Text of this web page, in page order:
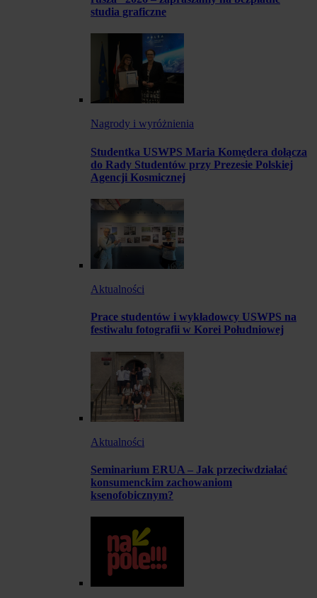
studia graficzne
Nagrody i wyróżnienia
Studentka USWPS Maria Komędera dołącza
do Rady Studentów przy Prezesie Polskiej
Agencji Kosmicznej
Aktualności
Prace studentów i wykładowcy USWPS na
festiwalu fotografii w Korei Południowej
Aktualności
Seminarium ERUA – Jak przeciwdziałać
konsumenckim zachowaniom
ksenofobicznym?